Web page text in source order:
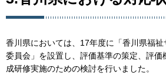
香川県においては、17年度に「香川県福
委員会」を設置し、評価基準の策定、評価
成研修実施のための検討を行いました。